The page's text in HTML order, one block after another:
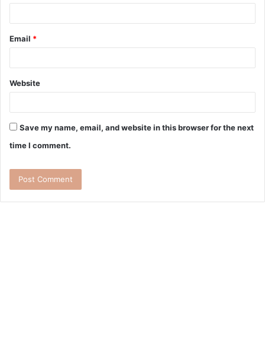
Email *
Website
Save my name, email, and website in this browser for the next
time I comment.